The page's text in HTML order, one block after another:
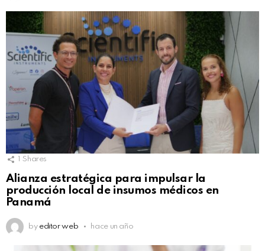
1 Shares
Alianza estratégica para impulsar la
producción local de insumos médicos en
Panamá
by editor web hace un año